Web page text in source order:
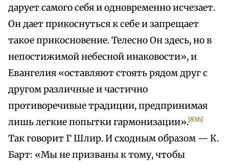
дарует самого себя и одновременно исчезает.
Он дает прикоснуться к себе и запрещает
такое прикосновение. Телесно Он здесь, но в
непостижимой небесной инаковости», и
Евангелия «оставляют стоять рядом друг с
другом различные и частично
противоречивые традиции, предпринимая
лишь легкие попытки гармонизации».[836]
Так говорит Г Шлир. И сходным образом — К.
Барт: «Мы не призваны к тому, чтобы